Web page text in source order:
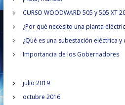
a
c
ó
p
o
CURSO WOODWARD 505 y 505 XT
¿Por qué necesito una planta
¿Qué es una subestación eléctrica
Importancia de los Gobernadores
julio 2019
octubre 2016